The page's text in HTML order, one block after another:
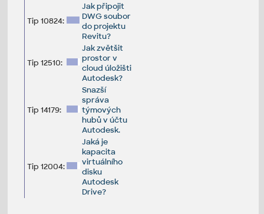
Tip 10824:
Jak připojit
DWG soubor
do projektu
Revitu?
Tip 12510:
Jak zvětšit
prostor v
cloud úložišti
Autodesk?
Tip 14179:
Snazší
správa
týmových
hubů v účtu
Autodesk.
Tip 12004:
Jaká je
kapacita
virtuálního
disku
Autodesk
Drive?